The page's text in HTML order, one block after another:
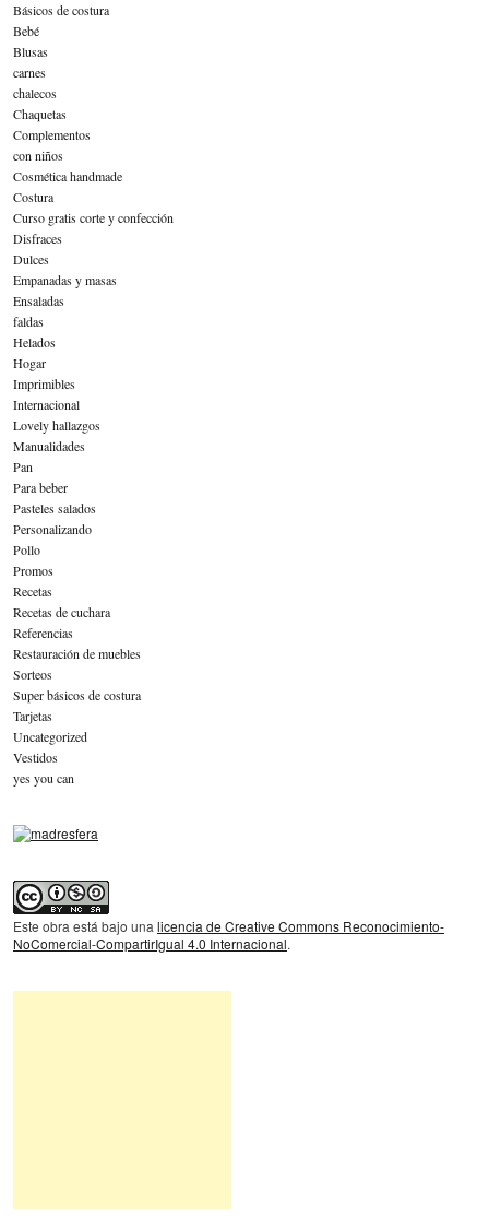
Básicos de costura
Bebé
Blusas
carnes
chalecos
Chaquetas
Complementos
con niños
Cosmética handmade
Costura
Curso gratis corte y confección
Disfraces
Dulces
Empanadas y masas
Ensaladas
faldas
Helados
Hogar
Imprimibles
Internacional
Lovely hallazgos
Manualidades
Pan
Para beber
Pasteles salados
Personalizando
Pollo
Promos
Recetas
Recetas de cuchara
Referencias
Restauración de muebles
Sorteos
Super básicos de costura
Tarjetas
Uncategorized
Vestidos
yes you can
Este obra está bajo una licencia de Creative Commons Reconocimiento-
NoComercial-CompartirIgual 4.0 Internacional.